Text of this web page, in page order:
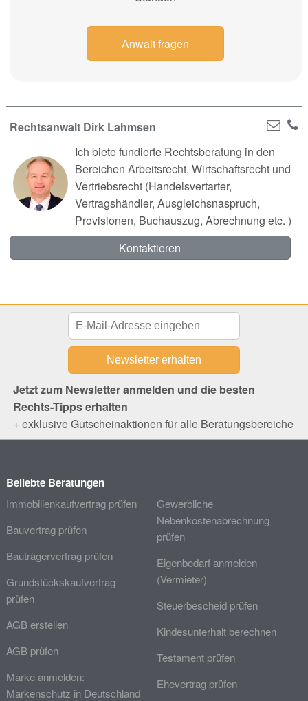
Anwalt fragen
Rechtsanwalt Dirk Lahmsen
Ich biete fundierte Rechtsberatung in den
Bereichen Arbeitsrecht, Wirtschaftsrecht und
Vertriebsrecht (Handelsvertarter,
Vertragshändler, Ausgleichsnaspruch,
Provisionen, Buchauszug, Abrechnung etc. )
Kontaktieren
Jetzt zum Newsletter anmelden und die besten
Rechts-Tipps erhalten
+ exklusive Gutscheinaktionen für alle Beratungsbereiche
Beliebte Beratungen
Immobilienkaufvertrag prüfen
Bauvertrag prüfen
Bauträgervertrag prüfen
Grundstückskaufvertrag
prüfen
AGB erstellen
AGB prüfen
Marke anmelden:
Markenschutz in Deutschland
Gewerbliche
Nebenkostenabrechnung
prüfen
Eigenbedarf anmelden
(Vermieter)
Steuerbescheid prüfen
Kindesunterhalt berechnen
Testament prüfen
Ehevertrag prüfen